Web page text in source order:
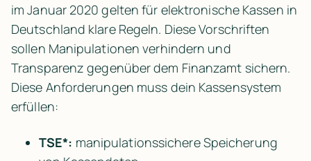
im Januar 2020 gelten für elektronische Kassen in
Deutschland klare Regeln. Diese Vorschriften
sollen Manipulationen verhindern und
Transparenz gegenüber dem Finanzamt sichern.
Diese Anforderungen muss dein Kassensystem
erfüllen:
TSE*: manipulationssichere Speicherung